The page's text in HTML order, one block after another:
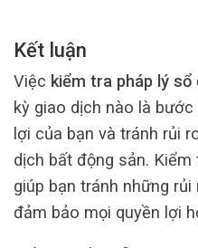
Kết luận
Việc kiểm tra pháp lý sổ
kỳ giao dịch nào là
lợi của bạn và tránh rủi
dịch bất động sản.
giúp bạn tránh những
đảm bảo mọi quyền lợi